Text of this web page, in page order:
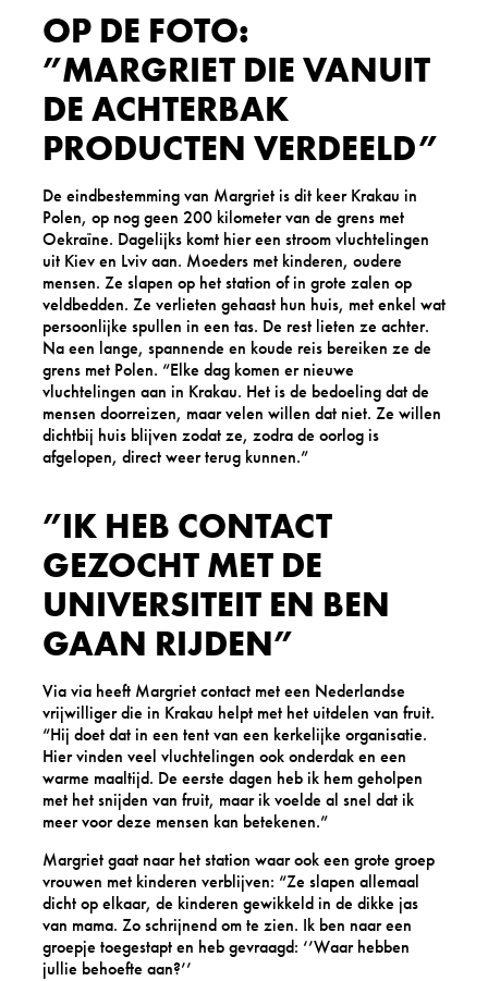
OP DE FOTO:
”MARGRIET DIE VANUIT
DE ACHTERBAK
PRODUCTEN VERDEELD”
De eindbestemming van Margriet is dit keer Krakau in
Polen, op nog geen 200 kilometer van de grens met
Oekraïne. Dagelijks komt hier een stroom vluchtelingen
uit Kiev en Lviv aan. Moeders met kinderen, oudere
mensen. Ze slapen op het station of in grote zalen op
veldbedden. Ze verlieten gehaast hun huis, met enkel wat
persoonlijke spullen in een tas. De rest lieten ze achter.
Na een lange, spannende en koude reis bereiken ze de
grens met Polen. “Elke dag komen er nieuwe
vluchtelingen aan in Krakau. Het is de bedoeling dat de
mensen doorreizen, maar velen willen dat niet. Ze willen
dichtbij huis blijven zodat ze, zodra de oorlog is
afgelopen, direct weer terug kunnen.”
”IK HEB CONTACT
GEZOCHT MET DE
UNIVERSITEIT EN BEN
GAAN RIJDEN”
Via via heeft Margriet contact met een Nederlandse
vrijwilliger die in Krakau helpt met het uitdelen van fruit.
“Hij doet dat in een tent van een kerkelijke organisatie.
Hier vinden veel vluchtelingen ook onderdak en een
warme maaltijd. De eerste dagen heb ik hem geholpen
met het snijden van fruit, maar ik voelde al snel dat ik
meer voor deze mensen kan betekenen.”
Margriet gaat naar het station waar ook een grote groep
vrouwen met kinderen verblijven: “Ze slapen allemaal
dicht op elkaar, de kinderen gewikkeld in de dikke jas
van mama. Zo schrijnend om te zien. Ik ben naar een
groepje toegestapt en heb gevraagd: ‘’Waar hebben
jullie behoefte aan?’’